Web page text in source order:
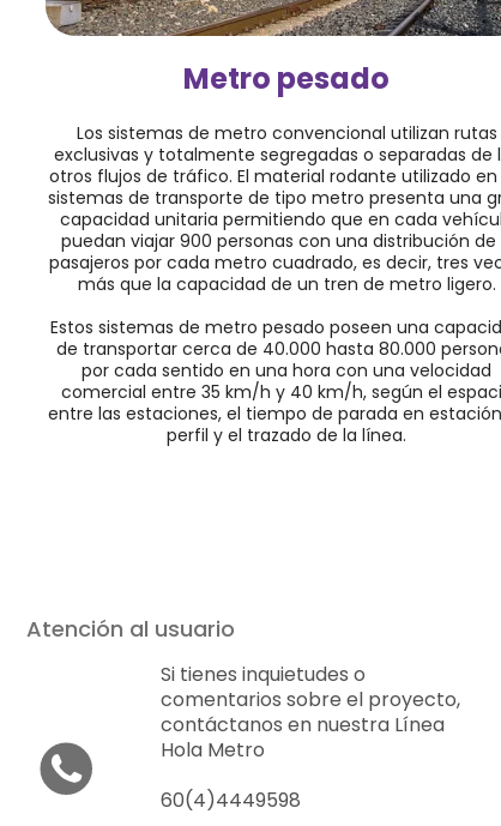
Metro pesado
Los sistemas de metro convencional utilizan rutas
exclusivas y totalmente segregadas o separadas de
otros flujos de tráfico. El material rodante utilizado en
sistemas de transporte de tipo metro presenta una
capacidad unitaria permitiendo que en cada
puedan viajar 900 personas con una distribución de
pasajeros por cada metro cuadrado, es decir, tres
más que la capacidad de un tren de metro ligero.
Estos sistemas de metro pesado poseen una
de transportar cerca de 40.000 hasta 80.000
por cada sentido en una hora con una velocidad
comercial entre 35 km/h y 40 km/h, según el
entre las estaciones, el tiempo de parada en
perfil y el trazado de la línea.
Atención al usuario
Si tienes inquietudes o
comentarios sobre el proyecto,
contáctanos en nuestra Línea
Hola Metro
60(4)4449598